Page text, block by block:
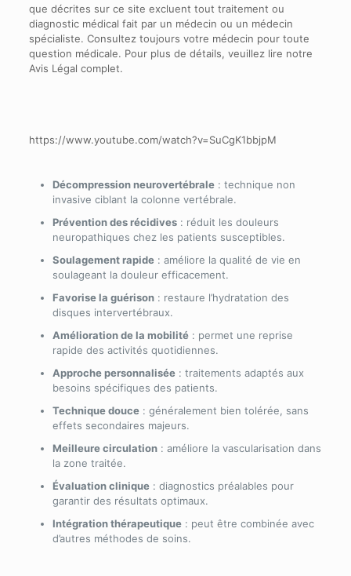
que décrites sur ce site excluent tout traitement ou
diagnostic médical fait par un médecin ou un médecin
spécialiste. Consultez toujours votre médecin pour toute
question médicale. Pour plus de détails, veuillez lire notre
Avis Légal complet.
https://www.youtube.com/watch?v=SuCgK1bbjpM
Décompression neurovertébrale: technique non
invasive ciblant la colonne vertébrale.
Prévention des récidives: réduit les douleurs
neuropathiques chez les patients susceptibles.
Soulagement rapide: améliore la qualité de vie en
soulageant la douleur efficacement.
Favorise la guérison: restaure l’hydratation des
disques intervertébraux.
Amélioration de la mobilité: permet une reprise
rapide des activités quotidiennes.
Approche personnalisée: traitements adaptés aux
besoins spécifiques des patients.
Technique douce: généralement bien tolérée, sans
effets secondaires majeurs.
Meilleure circulation: améliore la vascularisation dans
la zone traitée.
Évaluation clinique: diagnostics préalables pour
garantir des résultats optimaux.
Intégration thérapeutique: peut être combinée avec
d’autres méthodes de soins.